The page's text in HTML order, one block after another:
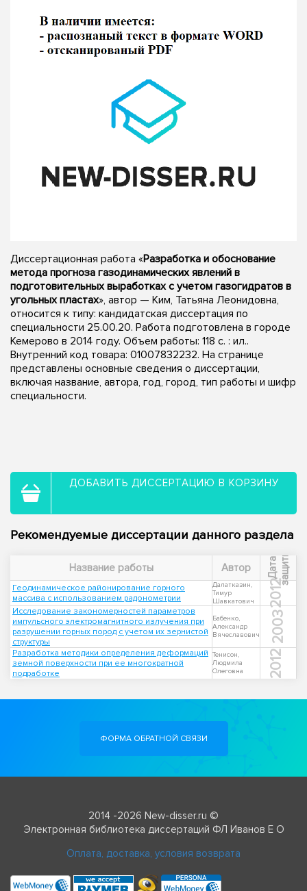
Диссертационная работа «Разработка и обоснование
метода прогноза газодинамических явлений в
подготовительных выработках с учетом газогидратов в
угольных пластах», автор — Ким, Татьяна Леонидовна,
относится к типу: кандидатская диссертация по
специальности 25.00.20. Работа подготовлена в городе
Кемерово в 2014 году. Объем работы: 118 с. : ил..
Внутренний код товара: 01007832232. На странице
представлены основные сведения о диссертации,
включая название, автора, год, город, тип работы и шифр
специальности.
ДОБАВИТЬ ДИССЕРТАЦИЮ В КОРЗИНУ
Рекомендуемые диссертации данного раздела
Название работы Автор Д
а
т
а
з
а
щ
и
т ы
Геодинамическое районирование горного
массива с использованием радонометрии
Далатказин,
Тимур
Шавкатович
2012
Исследование закономерностей параметров
импульсного электромагнитного излучения при
разрушении горных пород с учетом их зернистой
структуры
Бабенко,
Александр
Вячеславович
2003
Разработка методики определения деформаций
земной поверхности при ее многократной
подработке
Тенисон,
Людмила
Олеговна
2012
ФОРМА ОБРАТНОЙ СВЯЗИ
2014 -2026 New-disser.ru ©
Электронная библиотека диссертаций ФЛ Иванов Е О
Оплата, доставка, условия возврата